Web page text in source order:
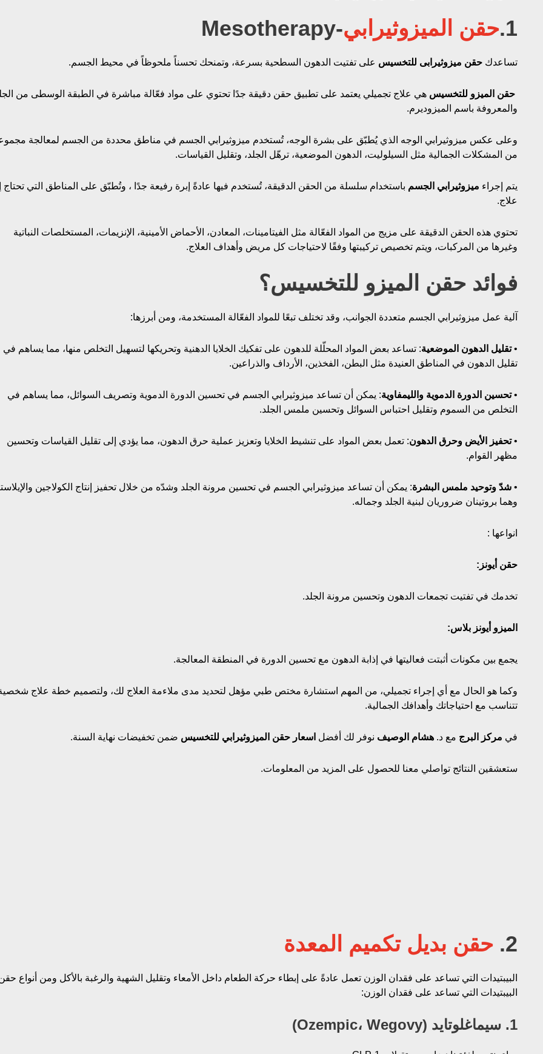
1. حقن الميزوثيرابي-Mesotherapy
تساعدك حقن ميزوثيرابى للتخسيس على تفتيت الدهون السطحية بسرعة، وتمنحك تحسناً ملحوظاً في محيط الجسم.
حقن الميزو للتخسيس هي علاج تجميلي يعتمد على تطبيق حقن دقيقة جدًا تحتوي على مواد فعّالة مباشرة في الطبقة الوسطى من
والمعروفة باسم الميزوديرم.
وعلى عكس ميزوثيرابي الوجه الذي يُطبّق على بشرة الوجه، تُستخدم ميزوثيرابي الجسم في مناطق محددة من الجسم لمعالجة
من المشكلات الجمالية مثل السيلوليت، الدهون الموضعية، ترهّل الجلد، وتقليل القياسات.
يتم إجراء ميزوثيرابي الجسم باستخدام سلسلة من الحقن الدقيقة، تُستخدم فيها عادةً إبرة رفيعة جدًا ، وتُطبّق على المناطق التي تحتاج
علاج.
تحتوي هذه الحقن الدقيقة على مزيج من المواد الفعّالة مثل الفيتامينات، المعادن، الأحماض الأمينية، الإنزيمات، المستخلصات النباتية
وغيرها من المركبات، ويتم تخصيص تركيبتها وفقًا لاحتياجات كل مريض وأهداف العلاج.
فوائد حقن الميزو للتخسيس؟
آلية عمل ميزوثيرابي الجسم متعددة الجوانب، وقد تختلف تبعًا للمواد الفعّالة المستخدمة، ومن أبرزها:
•تقليل الدهون الموضعية: تساعد بعض المواد المحلّلة للدهون على تفكيك الخلايا الدهنية وتحريكها لتسهيل التخلص منها، مما يساهم في
تقليل الدهون في المناطق العنيدة مثل البطن، الفخذين، الأرداف والذراعين.
•تحسين الدورة الدموية والليمفاوية: يمكن أن تساعد ميزوثيرابي الجسم في تحسين الدورة الدموية وتصريف السوائل، مما يساهم في
التخلص من السموم وتقليل احتباس السوائل وتحسين ملمس الجلد.
•تحفيز الأيض وحرق الدهون: تعمل بعض المواد على تنشيط الخلايا وتعزيز عملية حرق الدهون، مما يؤدي إلى تقليل القياسات وتحسين
مظهر القوام.
• شدّ وتوحيد ملمس البشرة: يمكن أن تساعد ميزوثيرابي الجسم في تحسين مرونة الجلد وشدّه من خلال تحفيز إنتاج الكولاجين
وهما بروتينان ضروريان لبنية الجلد وجماله.
انواعها :
حقن أيونز:
تخدمك في تفتيت تجمعات الدهون وتحسين مرونة الجلد.
الميزو أيونز بلاس:
يجمع بين مكونات أثبتت فعاليتها في إذابة الدهون مع تحسين الدورة في المنطقة المعالجة.
وكما هو الحال مع أي إجراء تجميلي، من المهم استشارة مختص طبي مؤهل لتحديد مدى ملاءمة العلاج لك، ولتصميم خطة علاج
تتناسب مع احتياجاتك وأهدافك الجمالية.
في مركز البرج مع د. هشام الوصيف نوفر لك أفضل اسعار حقن الميزوثيرابي للتخسيس ضمن تخفيضات نهاية السنة.
ستعشقين النتائج تواصلي معنا للحصول على المزيد من المعلومات.
2. حقن بديل تكميم المعدة
البيبتيدات التي تساعد على فقدان الوزن تعمل عادةً على إبطاء حركة الطعام داخل الأمعاء وتقليل الشهية والرغبة بالأكل ومن أنواع
البيبتيدات التي تساعد على فقدان الوزن:
1. سيماغلوتايد (Ozempic، Wegovy)